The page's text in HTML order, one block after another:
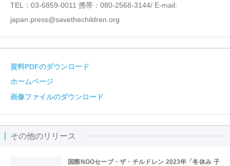
TEL：03-6859-0011 携帯：080-2568-3144/ E-mail:
japan.press@savethechildren.org
資料PDFのダウンロード
ホームページ
画像ファイルのダウンロード
その他のリリース
国際NGOセーブ・ザ・チルドレン 2023年「冬休み 子